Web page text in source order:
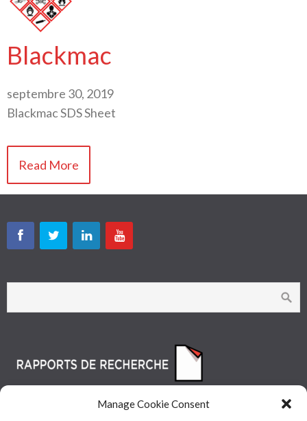
Manage Cookie Consent
Blackmac
septembre 30, 2019
Blackmac SDS Sheet
Read More